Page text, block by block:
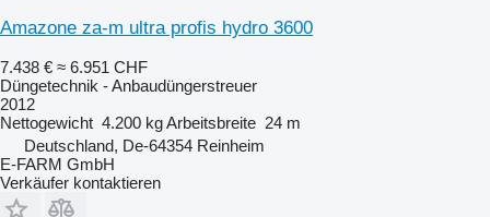
Amazone za-m ultra profis hydro 3600
7.438 € ≈ 6.951 CHF
Düngetechnik - Anbaudüngerstreuer
2012
Nettogewicht 4.200 kgArbeitsbreite 24 m
Deutschland, De-64354 Reinheim
E-FARM GmbH
Verkäufer kontaktieren